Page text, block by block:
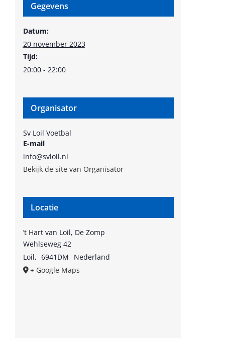
Gegevens
Datum:
20 november 2023
Tijd:
20:00 - 22:00
Organisator
Sv Loil Voetbal
E-mail
info@svloil.nl
Bekijk de site van Organisator
Locatie
’t Hart van Loil, De Zomp
Wehlseweg 42
Loil, 6941DM
Nederland
+ Google Maps